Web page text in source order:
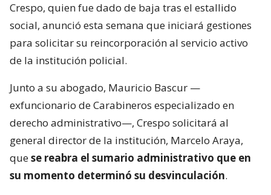
Crespo, quien fue dado de baja tras el estallido
social, anunció esta semana que iniciará gestiones
para solicitar su reincorporación al servicio activo
de la institución policial.
Junto a su abogado, Mauricio Bascur —
exfuncionario de Carabineros especializado en
derecho administrativo—, Crespo solicitará al
general director de la institución, Marcelo Araya,
quese reabra el sumario administrativo que en
su momento determinó su desvinculación.